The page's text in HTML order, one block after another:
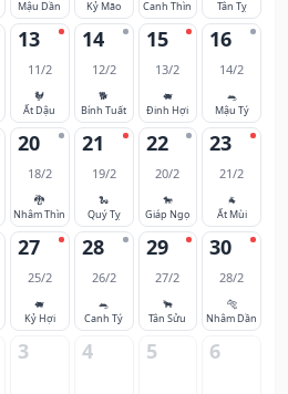
Mậu Dần
Kỷ Mão
Canh Thìn
Tân Tỵ
13
11/2
🐓
Ất Dậu
14
12/2
🐕
Bính Tuất
15
13/2
🐖
Đinh Hợi
16
14/2
🐀
Mậu Tý
20
18/2
🐉
Nhâm Thìn
21
19/2
🐍
Quý Tỵ
22
20/2
🐎
Giáp Ngọ
23
21/2
🐐
Ất Mùi
27
25/2
🐖
Kỷ Hợi
28
26/2
🐀
Canh Tý
29
27/2
🐂
Tân Sửu
30
28/2
🐅
Nhâm Dần
3 4 5 6